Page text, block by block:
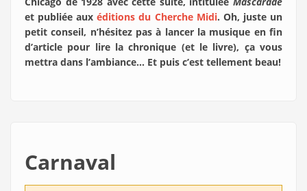
et publiée auxéditions du Cherche Midi. Oh, juste un
petit conseil, n’hésitez pas à lancer la musique en fin
d’article pour lire la chronique (et le livre), ça vous
mettra dans l’ambiance… Et puis c’est tellement beau!
Carnaval